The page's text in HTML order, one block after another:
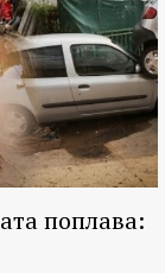
поплава: